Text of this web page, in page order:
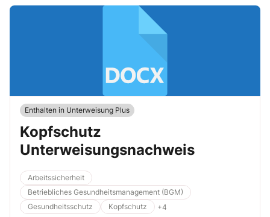
Enthalten in Unterweisung Plus
Kopfschutz
Unterweisungsnachweis
Arbeitssicherheit
Betriebliches Gesundheitsmanagement (BGM)
Gesundheitsschutz
Kopfschutz +4